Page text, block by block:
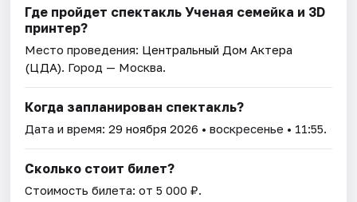
Где пройдет спектакль Ученая семейка и 3D
принтер?
Место проведения: Центральный Дом Актера
(ЦДА). Город — Москва.
Когда запланирован спектакль?
Дата и время:29 ноября 2026 • воскресенье • 11:55.
Сколько стоит билет?
Стоимость билета: от 5 000 ₽.